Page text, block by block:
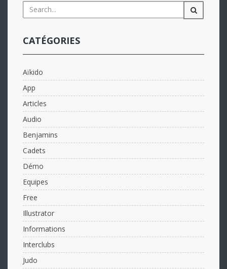
CATÉGORIES
Aïkido
App
Articles
Audio
Benjamins
Cadets
Démo
Equipes
Free
Illustrator
Informations
Interclubs
Judo